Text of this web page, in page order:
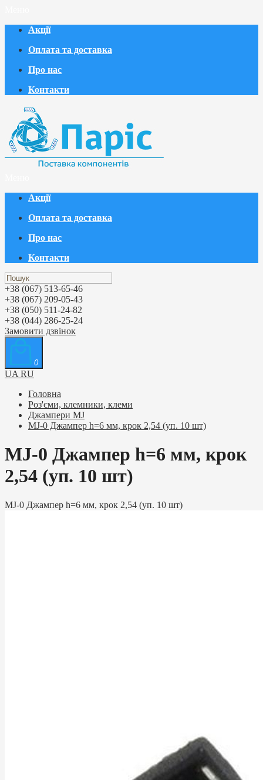
Акції
Оплата та доставка
Про нас
Контакти
Акції
Оплата та доставка
Про нас
Контакти
+38 (067) 513-65-46
+38 (067) 209-05-43
+38 (050) 511-24-82
+38 (044) 286-25-24
Замовити дзвінок
0
UA RU
Головна
Роз'єми, клемники, клеми
Джампери MJ
MJ-0 Джампер h=6 мм, крок 2,54 (уп. 10 шт)
MJ-0 Джампер h=6 мм, крок
2,54 (уп. 10 шт)
MJ-0 Джампер h=6 мм, крок 2,54 (уп. 10 шт)